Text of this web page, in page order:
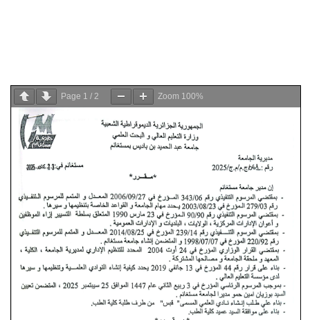
Page 1 / 2 Zoom 100%